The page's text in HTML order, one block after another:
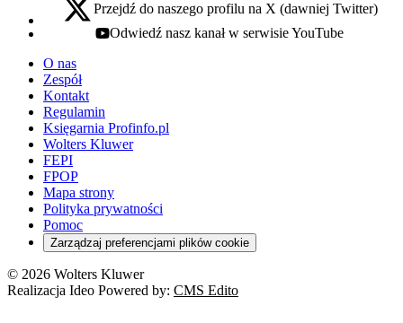
x - otwiera się w nowej karcie
Przejdź do naszego profilu na X (dawniej Twitter)
youtube - otwiera się w nowej karcie
Odwiedź nasz kanał w serwisie YouTube
O nas
Zespół
Kontakt
Regulamin
Księgarnia Profinfo.pl
Wolters Kluwer
FEPI
FPOP
Mapa strony
Polityka prywatności
Pomoc
Zarządzaj preferencjami plików cookie
© 2026 Wolters Kluwer
Realizacja Ideo Powered by: CMS Edito